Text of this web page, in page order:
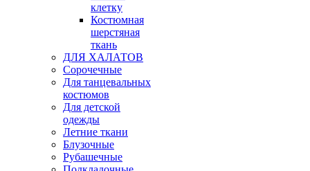
клетку
Костюмная
шерстяная
ткань
ДЛЯ ХАЛАТОВ
Сорочечные
Для танцевальных
костюмов
Для детской
одежды
Летние ткани
Блузочные
Рубашечные